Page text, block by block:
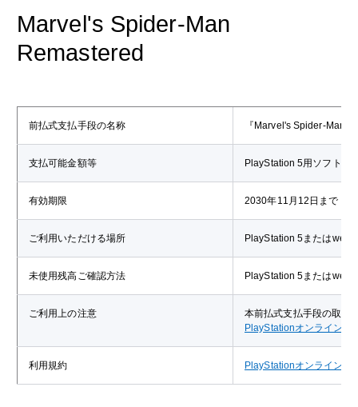
Marvel's Spider-Man
Remastered
前払式支払手段の名称 『Marvel's Spider-Man
支払可能金額等 PlayStation 5用ソフトウ
有効期限 2030年11月12日まで
ご利用いただける場所 PlayStation 5またはweb
未使用残高ご確認方法 PlayStation 5またはweb
ご利用上の注意
本前払式支払手段の取扱
PlayStationオンラインサ
利用規約 PlayStationオンラインサ